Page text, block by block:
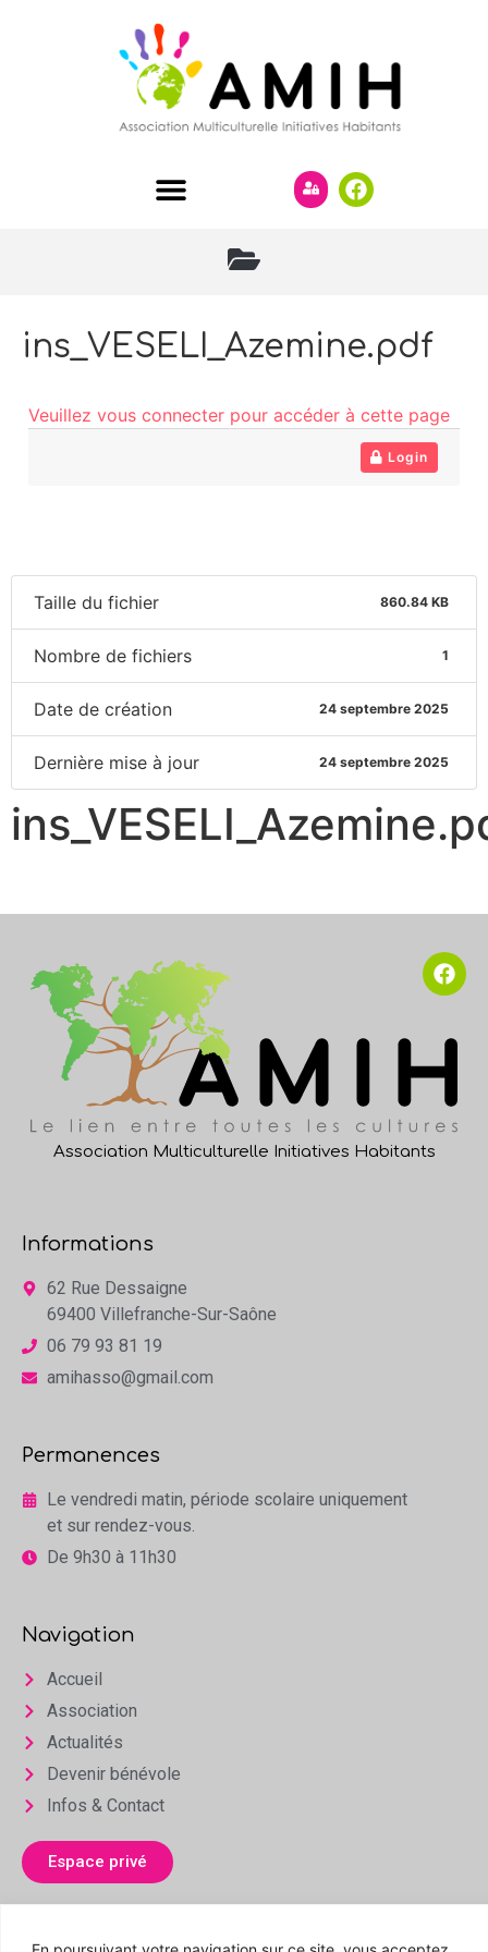
ins_VESELI_Azemine.pdf
Veuillez vous connecter pour accéder à cette page
Login
Taille du fichier 860.84 KB
Nombre de fichiers 1
Date de création 24 septembre 2025
Dernière mise à jour 24 septembre 2025
Association Multiculturelle Initiatives Habitants
Informations
62 Rue Dessaigne
69400 Villefranche-Sur-Saône
06 79 93 81 19
amihasso@gmail.com
Permanences
Le vendredi matin, période scolaire uniquement
et sur rendez-vous.
De 9h30 à 11h30
Navigation
Accueil
Association
Actualités
Devenir bénévole
Infos & Contact
Espace privé